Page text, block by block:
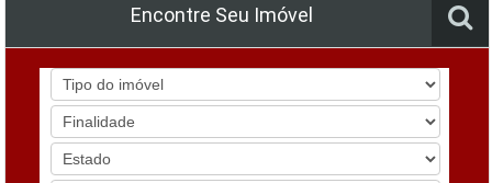
Encontre Seu Imóvel